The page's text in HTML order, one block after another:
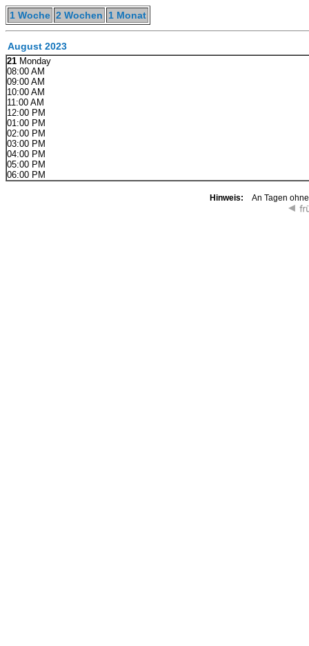
1 Woche 2 Wochen 1 Monat
August 2023
21 Monday
08:00 AM
09:00 AM
10:00 AM
11:00 AM
12:00 PM
01:00 PM
02:00 PM
03:00 PM
04:00 PM
05:00 PM
06:00 PM
Hinweis: An Tagen